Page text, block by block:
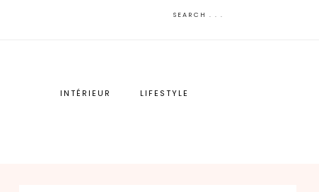
INTÉRIEUR LIFESTYLE